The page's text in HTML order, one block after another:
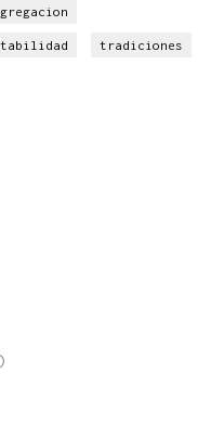
tradiciones